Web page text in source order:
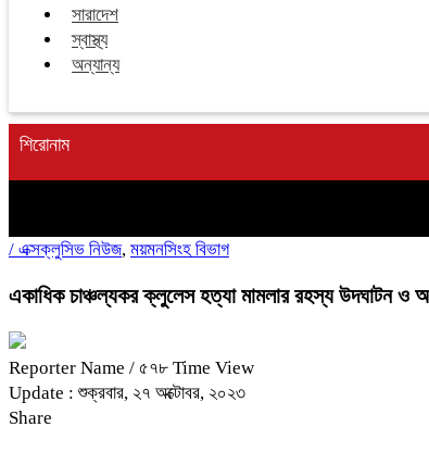
সারাদেশ
স্বাস্থ্য
অন্যান্য
শিরোনাম
/ এক্সক্লুসিভ নিউজ, ময়মনসিংহ বিভাগ
একাধিক চাঞ্চল্যকর ক্লুলেস হত্যা মামলার রহস্য উদঘাটন ও
Reporter Name / ৫৭৮ Time View
Update : শুক্রবার, ২৭ অক্টোবর, ২০২৩
Share